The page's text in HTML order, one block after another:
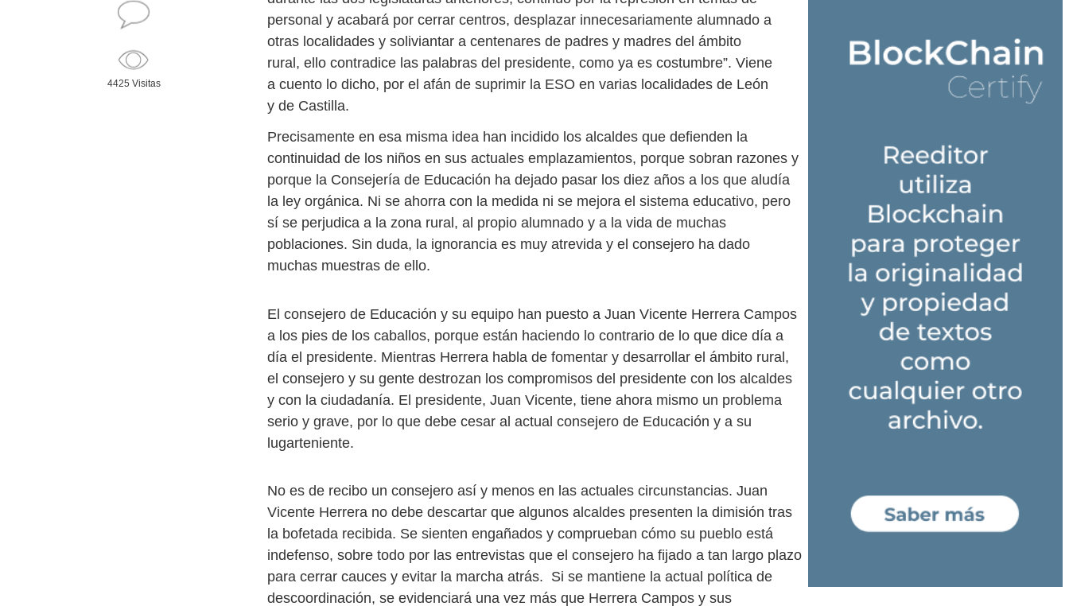
4425 Visitas
personal y acabará por cerrar centros, desplazar innecesariamente alumnado a
otras localidades y soliviantar a centenares de padres y madres del ámbito
rural, ello contradice las palabras del presidente, como ya es costumbre”. Viene
a cuento lo dicho, por el afán de suprimir la ESO en varias localidades de León
y de Castilla.
Precisamente en esa misma idea han incidido los alcaldes que defienden la
continuidad de los niños en sus actuales emplazamientos, porque sobran razones y
porque la Consejería de Educación ha dejado pasar los diez años a los que aludía
la ley orgánica. Ni se ahorra con la medida ni se mejora el sistema educativo, pero
sí se perjudica a la zona rural, al propio alumnado y a la vida de muchas
poblaciones. Sin duda, la ignorancia es muy atrevida y el consejero ha dado
muchas muestras de ello.
El consejero de Educación y su equipo han puesto a Juan Vicente Herrera Campos
a los pies de los caballos, porque están haciendo lo contrario de lo que dice día a
día el presidente. Mientras Herrera habla de fomentar y desarrollar el ámbito rural,
el consejero y su gente destrozan los compromisos del presidente con los alcaldes
y con la ciudadanía. El presidente, Juan Vicente, tiene ahora mismo un problema
serio y grave, por lo que debe cesar al actual consejero de Educación y a su
lugarteniente.
No es de recibo un consejero así y menos en las actuales circunstancias. Juan
Vicente Herrera no debe descartar que algunos alcaldes presenten la dimisión tras
la bofetada recibida. Se sienten engañados y comprueban cómo su pueblo está
indefenso, sobre todo por las entrevistas que el consejero ha fijado a tan largo plazo
para cerrar cauces y evitar la marcha atrás. Si se mantiene la actual política de
descoordinación, se evidenciará una vez más que Herrera Campos y sus